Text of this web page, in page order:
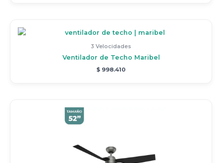
3 Velocidades
Ventilador de Techo Maribel
$ 998.410